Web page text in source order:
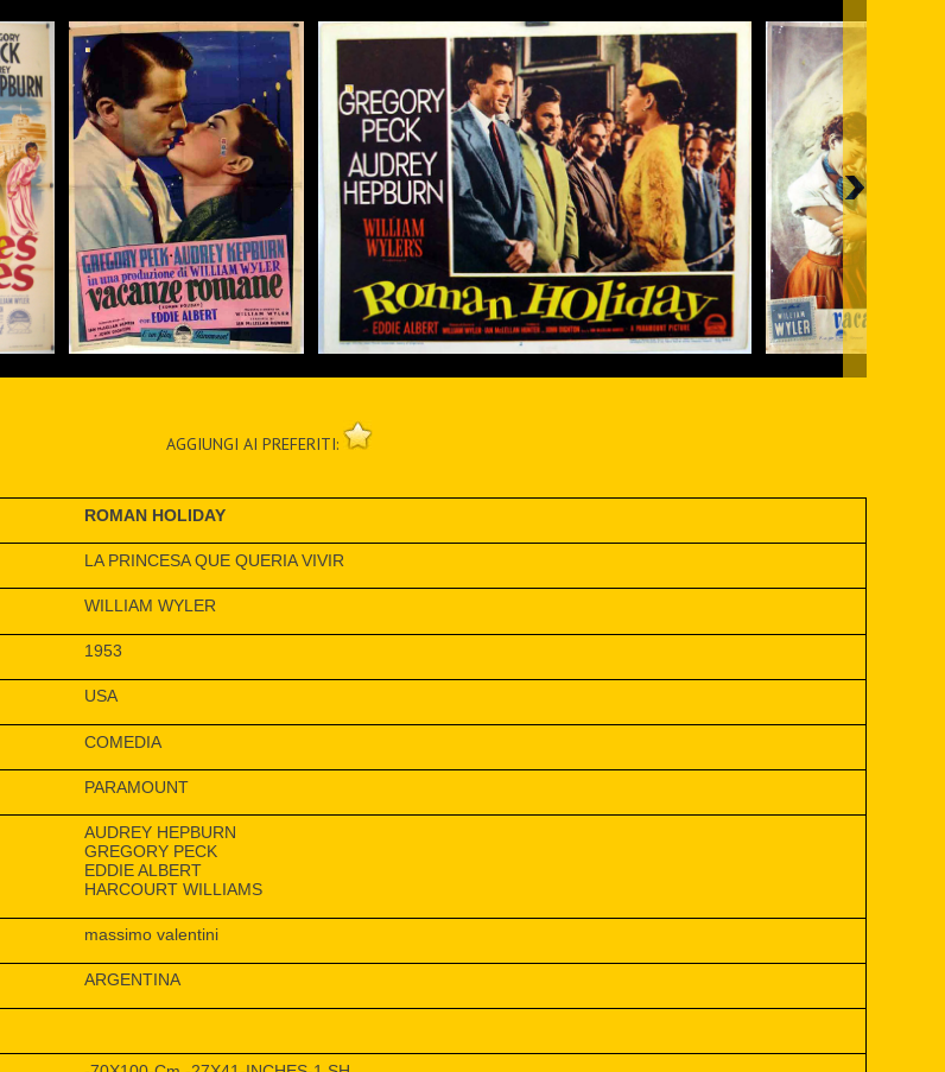
AGGIUNGI AI PREFERITI:
ROMAN HOLIDAY
LA PRINCESA QUE QUERIA VIVIR
WILLIAM WYLER
1953
USA
COMEDIA
PARAMOUNT
AUDREY HEPBURN
GREGORY PECK
EDDIE ALBERT
HARCOURT WILLIAMS
massimo valentini
ARGENTINA